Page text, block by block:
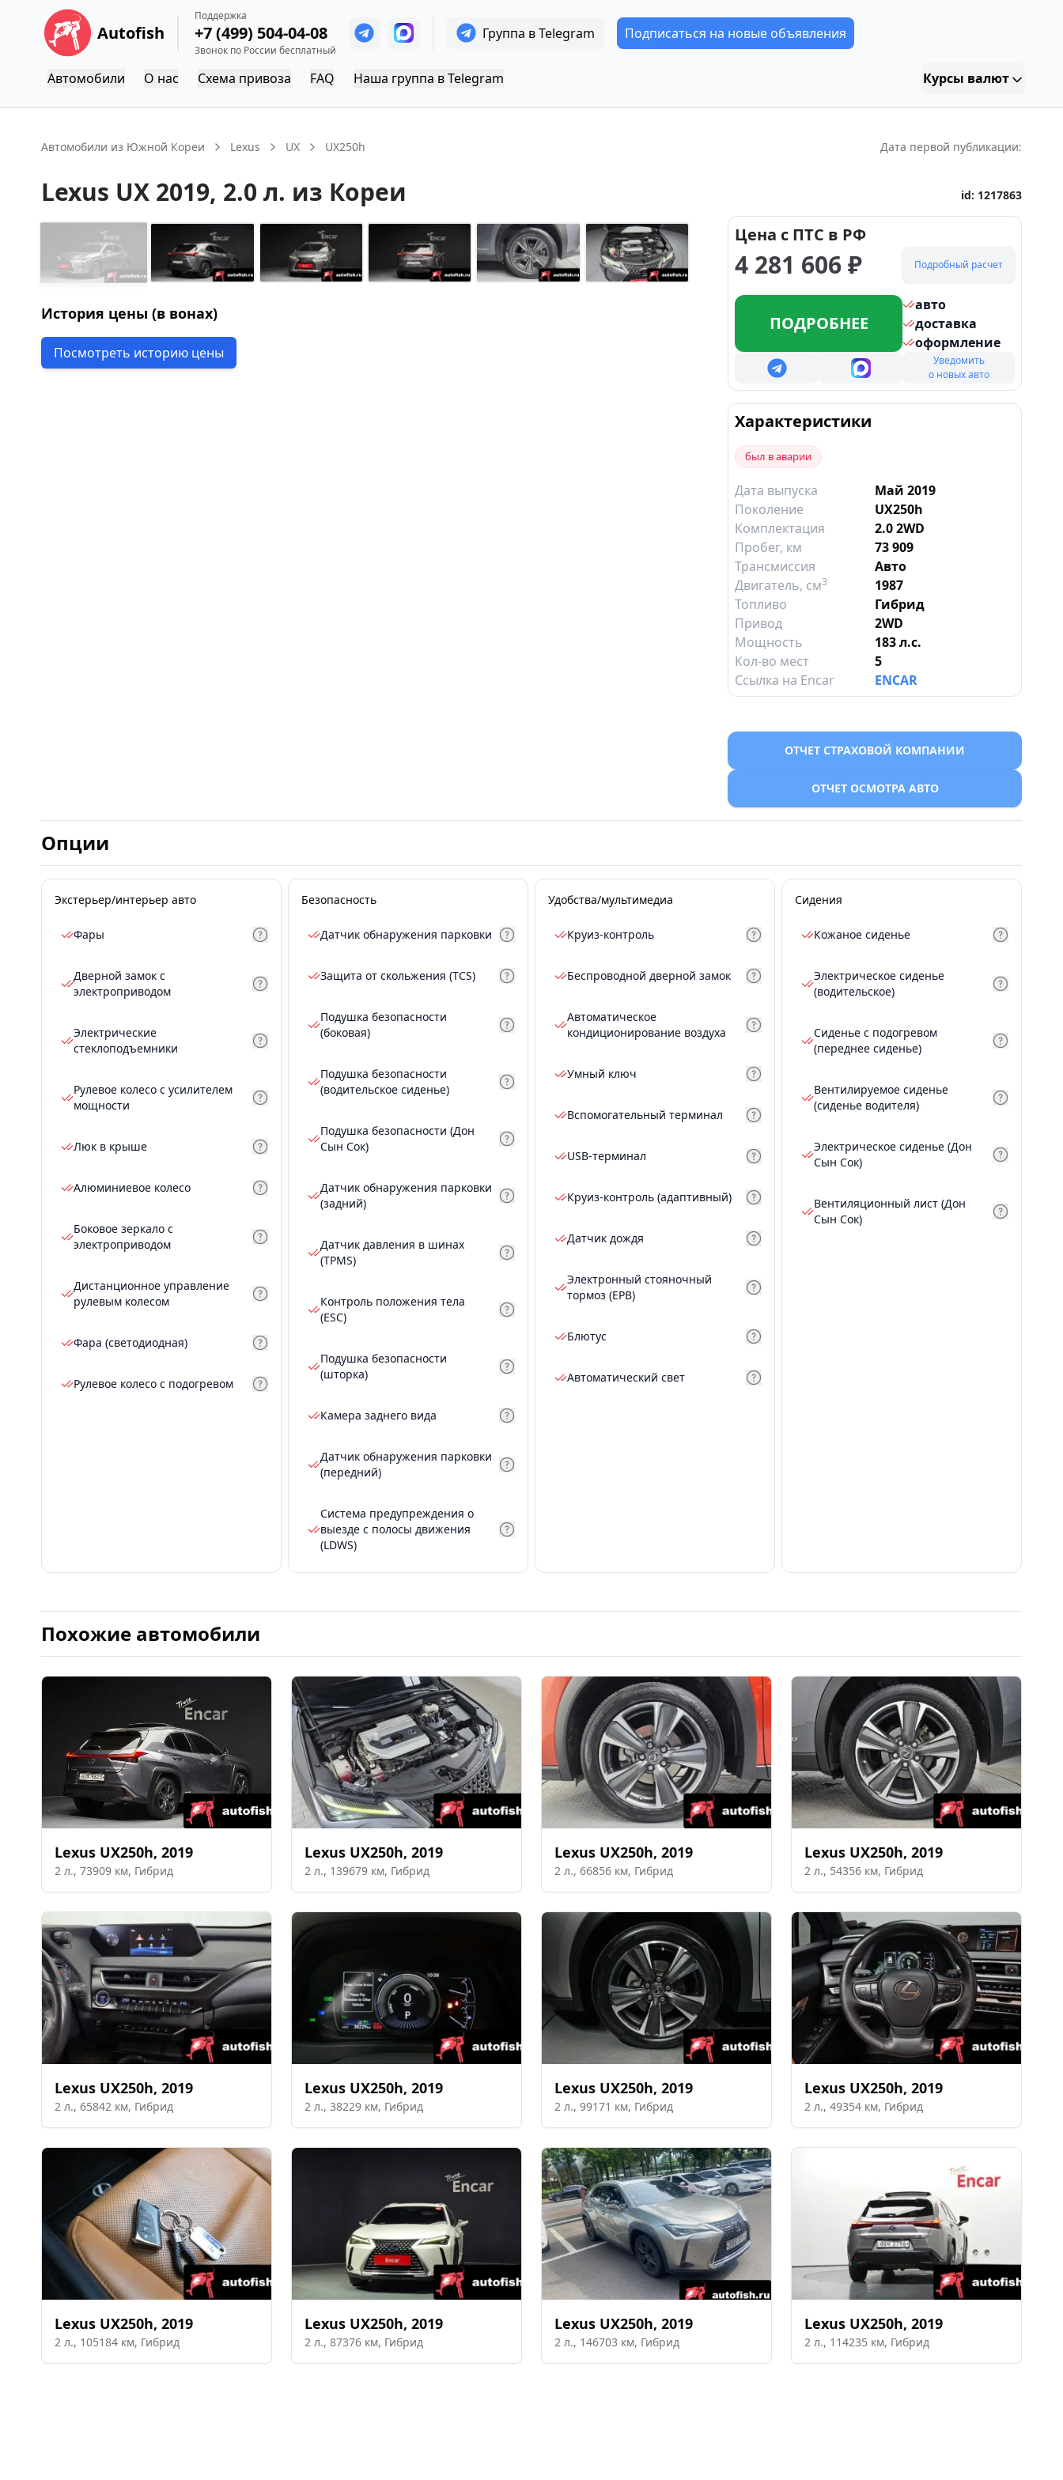
Autofish
Поддержка
+7 (499) 504-04-08
Звонок по России бесплатный
Группа в Telegram Подписаться на новые объявления
Автомобили О нас Схема привоза FAQ Наша группа в Telegram Курсы валют
Автомобили из Южной Кореи Lexus UX UX250h Дата первой публикации:
Lexus UX 2019, 2.0 л. из Кореи id: 1217863
История цены (в вонах)
Посмотреть историю цены
Цена с ПТС в РФ
4 281 606₽ Подробный расчет
ПОДРОБНЕЕ
авто
доставка
оформление
Уведомить
о новых авто
Характеристики
был в аварии
Дата выпуска
Май 2019
Поколение
UX250h
Комплектация
2.0 2WD
Пробег, км
73 909
Трансмиссия
Авто
Двигатель, см3
1987
Топливо
Гибрид
Привод
2WD
Мощность
183 л.с.
Кол-во мест
5
Ссылка на Encar
ENCAR
ОТЧЕТ СТРАХОВОЙ КОМПАНИИ
ОТЧЕТ ОСМОТРА АВТО
Опции
Экстерьер/интерьер авто
Фары
Дверной замок с
электроприводом
Электрические
стеклоподъемники
Рулевое колесо с усилителем
мощности
Люк в крыше
Алюминиевое колесо
Боковое зеркало с
электроприводом
Дистанционное управление
рулевым колесом
Фара (светодиодная)
Рулевое колесо с подогревом
Безопасность
Датчик обнаружения парковки
Защита от скольжения (TCS)
Подушка безопасности
(боковая)
Подушка безопасности
(водительское сиденье)
Подушка безопасности (Дон
Сын Сок)
Датчик обнаружения парковки
(задний)
Датчик давления в шинах
(TPMS)
Контроль положения тела
(ESC)
Подушка безопасности
(шторка)
Камера заднего вида
Датчик обнаружения парковки
(передний)
Система предупреждения о
выезде с полосы движения
(LDWS)
Удобства/мультимедиа
Круиз-контроль
Беспроводной дверной замок
Автоматическое
кондиционирование воздуха
Умный ключ
Вспомогательный терминал
USB-терминал
Круиз-контроль (адаптивный)
Датчик дождя
Электронный стояночный
тормоз (EPB)
Блютус
Автоматический свет
Сидения
Кожаное сиденье
Электрическое сиденье
(водительское)
Сиденье с подогревом
(переднее сиденье)
Вентилируемое сиденье
(сиденье водителя)
Электрическое сиденье (Дон
Сын Сок)
Вентиляционный лист (Дон
Сын Сок)
Похожие автомобили
Lexus UX250h, 2019
2 л., 73909 км, Гибрид
Lexus UX250h, 2019
2 л., 139679 км, Гибрид
Lexus UX250h, 2019
2 л., 66856 км, Гибрид
Lexus UX250h, 2019
2 л., 54356 км, Гибрид
Lexus UX250h, 2019
2 л., 65842 км, Гибрид
Lexus UX250h, 2019
2 л., 38229 км, Гибрид
Lexus UX250h, 2019
2 л., 99171 км, Гибрид
Lexus UX250h, 2019
2 л., 49354 км, Гибрид
Lexus UX250h, 2019
2 л., 105184 км, Гибрид
Lexus UX250h, 2019
2 л., 87376 км, Гибрид
Lexus UX250h, 2019
2 л., 146703 км, Гибрид
Lexus UX250h, 2019
2 л., 114235 км, Гибрид